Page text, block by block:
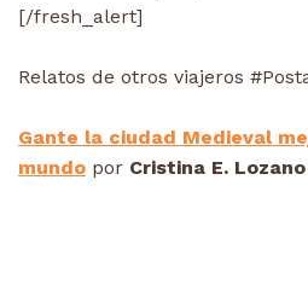
[/fresh_alert]
Relatos de otros viajeros
Gante la ciudad Medieval
mundo por Cristina E.